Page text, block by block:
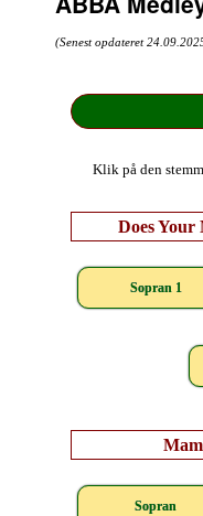
(Senest opdateret
Klik på den
Does
Sopran 1
Sopran